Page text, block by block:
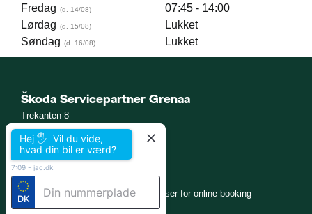
Fredag
07:45 - 14:00
Lørdag
Lukket
Søndag
Lukket
Škoda Servicepartner Grenaa
Trekanten 8
8500 Grenaa
Tlf.:86 32 14 11eller
Ring mig op
E-mail:grenaa@jac.dk
CVR: 29220417
skoda.dk Cookiepolitik
Betingelser for online booking
Privatlivspolitik
Kontakt
Hej 🖐 Vil du vide,
hvad din bil er værd?
7:09 - jac.dk
DK